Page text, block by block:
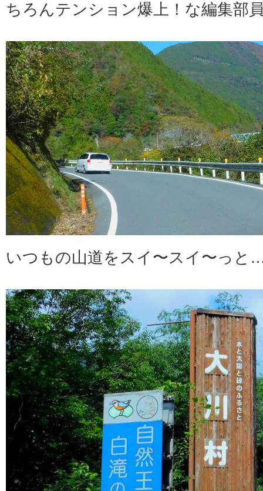
ちろんテンション爆上！な編集部
いつもの山道をスイ〜スイ〜っと